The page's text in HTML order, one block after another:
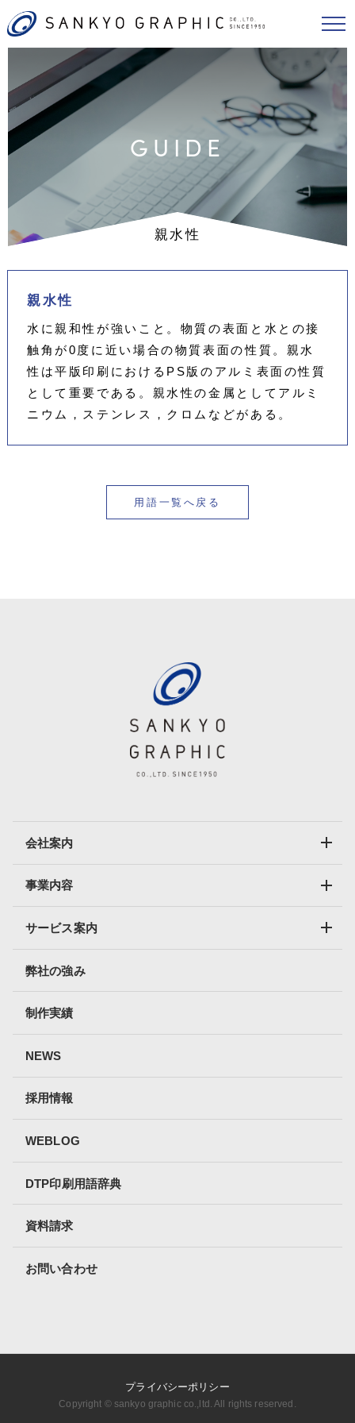
GUIDE
親水性
親水性
水に親和性が強いこと。物質の表面と水との接
触角が0度に近い場合の物質表面の性質。親水
性は平版印刷におけるPS版のアルミ表面の性質
として重要である。親水性の金属としてアルミ
ニウム，ステンレス，クロムなどがある。
用語一覧へ戻る
会社案内
事業内容
サービス案内
弊社の強み
制作実績
NEWS
採用情報
WEBLOG
DTP印刷用語辞典
資料請求
お問い合わせ
Copyright ©︎ sankyo graphic co.,ltd. All rights reserved.
プライバシーポリシー